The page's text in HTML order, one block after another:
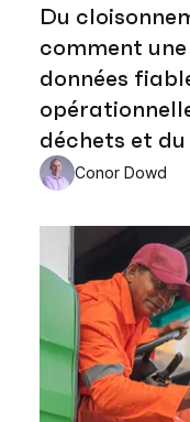
Du
comment
données
déchets et
Conor Dowd